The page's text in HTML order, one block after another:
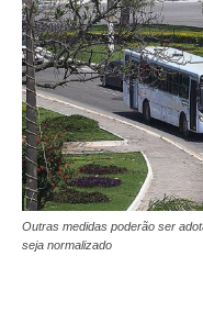
Outras medidas poderão ser
seja normalizado